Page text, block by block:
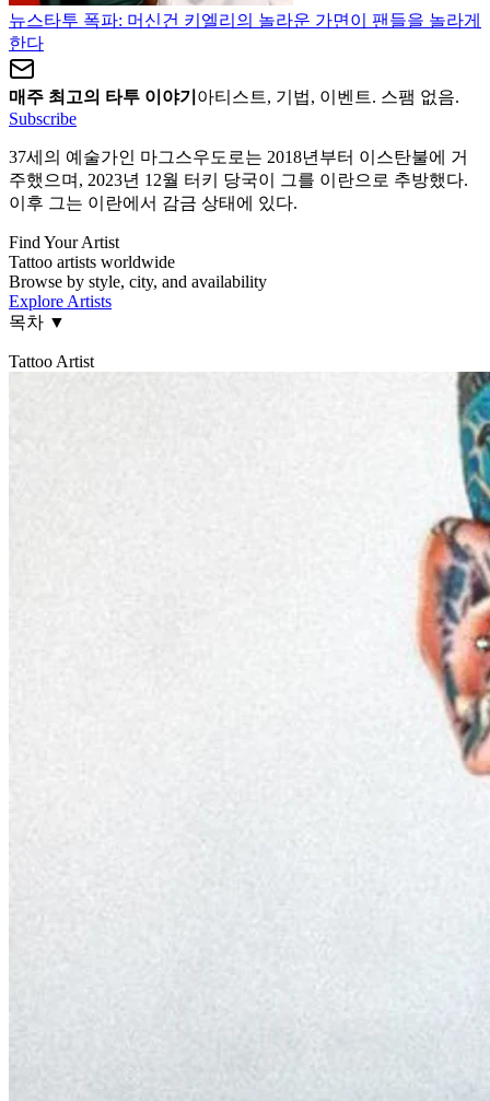
뉴스타투 폭파: 머신건 키엘리의 놀라운 가면이 팬들을 놀라게
한다
매주 최고의 타투 이야기 아티스트, 기법, 이벤트. 스팸 없음.
Subscribe
37세의 예술가인 마그스우도로는 2018년부터 이스탄불에 거
주했으며, 2023년 12월 터키 당국이 그를 이란으로 추방했다.
이후 그는 이란에서 감금 상태에 있다.
Find Your Artist
Tattoo artists worldwide
Browse by style, city, and availability
Explore Artists
목차 ▼
Tattoo Artist